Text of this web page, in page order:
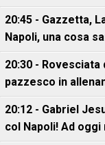
20:45 - Gazzetta,
Napoli, una cosa
20:30 - Rovesciata
pazzesco in
20:12 - Gabriel
col Napoli! Ad